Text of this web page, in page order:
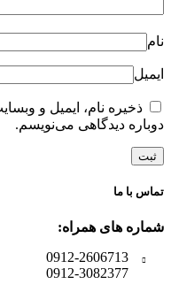
نام
ایمیل
ذخیره نام، ایمیل و
دوباره دیدگاهی می‌نویسم.
تماس با ما
شماره های همراه:
0912-2606713
0912-3082377